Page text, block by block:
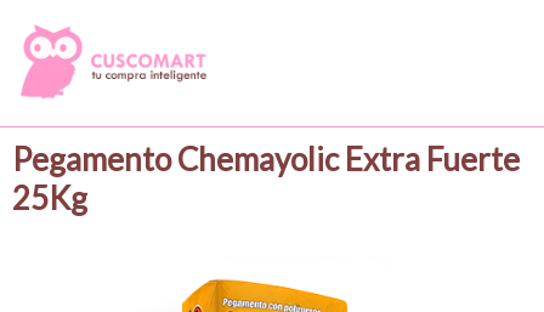
Pegamento Chemayolic Extra Fuerte
25Kg